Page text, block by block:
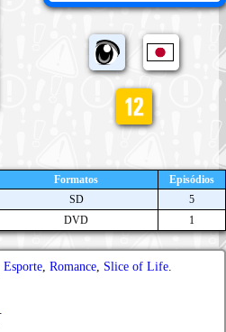
Formatos
Episódios
SD
5
DVD 1
Esporte Romance Slice of Life